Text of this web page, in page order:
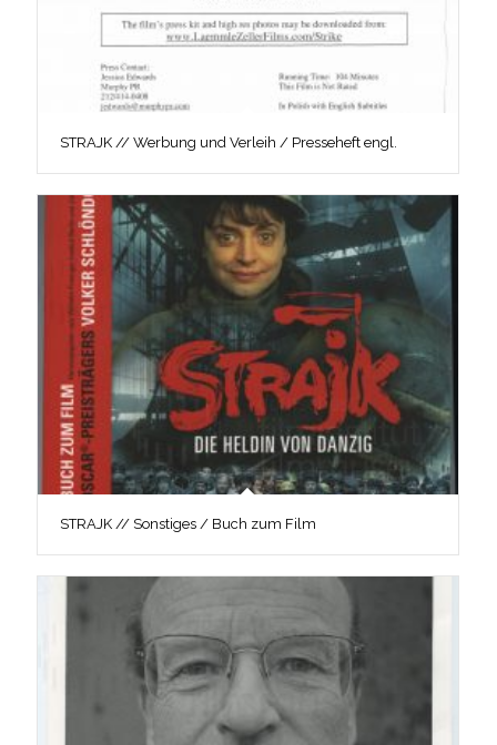
STRAJK // Werbung und Verleih / Presseheft engl.
STRAJK // Sonstiges / Buch zum Film